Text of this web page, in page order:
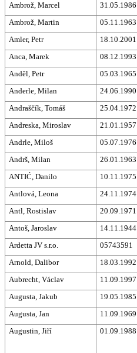
Ambrož, Marcel 31.05.1986
Ambrož, Martin 05.11.1963
Amler, Petr 18.10.2001
Anca, Marek 08.12.1993
Anděl, Petr 05.03.1965
Anderle, Milan 24.06.1990
Andraščík, Tomáš 25.04.1972
Andreska, Miroslav 21.01.1957
Andrle, Miloš 05.07.1976
Andrš, Milan 26.01.1963
ANTIĆ, Danilo 10.11.1975
Antlová, Leona 24.11.1974
Antl, Rostislav 20.09.1971
Antoš, Jaroslav 14.11.1944
Ardetta JV s.r.o. 05743591
Arnold, Dalibor 18.03.1992
Aubrecht, Václav 11.09.1997
Augusta, Jakub 19.05.1985
Augusta, Jan 11.09.1969
Augustin, Jiří 01.09.1988